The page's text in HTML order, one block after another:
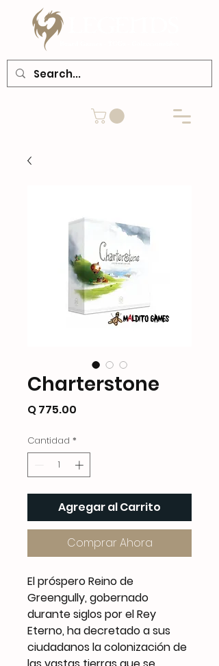
Charterstone
Q 775.00
Cantidad *
Agregar al Carrito
Comprar Ahora
El próspero Reino de
Greengully, gobernado
durante siglos por el Rey
Eterno, ha decretado a sus
ciudadanos la colonización de